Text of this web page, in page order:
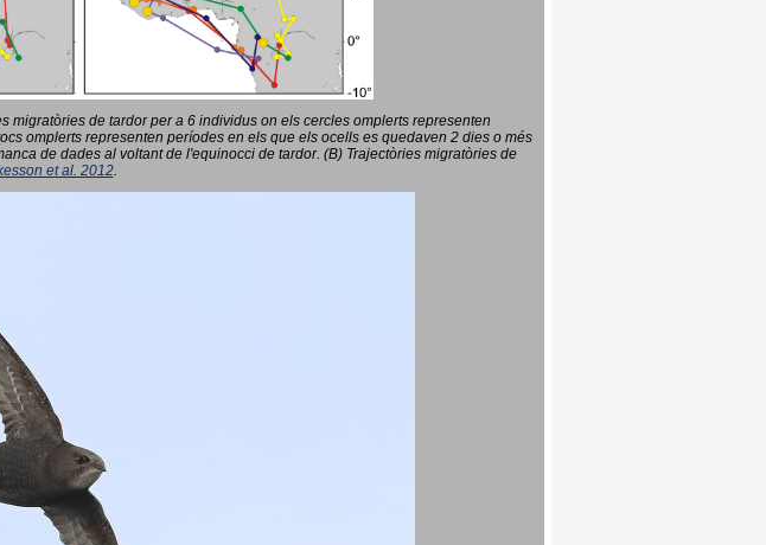
migratòries de tardor per a 6 individus on els cercles omplerts representen
omplerts representen períodes en els que els ocells es quedaven 2 dies o més
de dades al voltant de l'equinocci de tardor. (B) Trajectòries migratòries de
et al. 2012.